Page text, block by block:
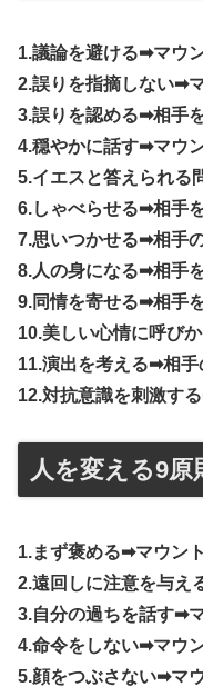
1.議論を避ける➡︎マウ
2.誤りを指摘しない➡︎
3.誤りを認める➡︎相手
4.穏やかに話す➡︎マウ
5.イエスと答えられる
6.しゃべらせる➡︎相手
7.思いつかせる➡︎相手
8.人の身になる➡︎相手
9.同情を寄せる➡︎相手
10.美しい心情に呼び
11.演出を考える➡︎相手
12.対抗意識を刺激す
人を変える9原
1.まず褒める➡︎マウン
2.遠回しに注意を与え
3.自分の過ちを話す➡︎
4.命令をしない➡︎マウ
5.顔をつぶさない➡︎マ